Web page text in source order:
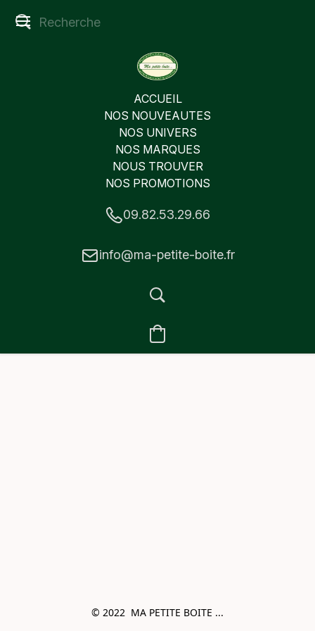
ACCUEIL
NOS NOUVEAUTES
NOS UNIVERS
NOS MARQUES
NOUS TROUVER
NOS PROMOTIONS
09.82.53.29.66
info@ma-petite-boite.fr
© 2022  MA PETITE BOITE ...